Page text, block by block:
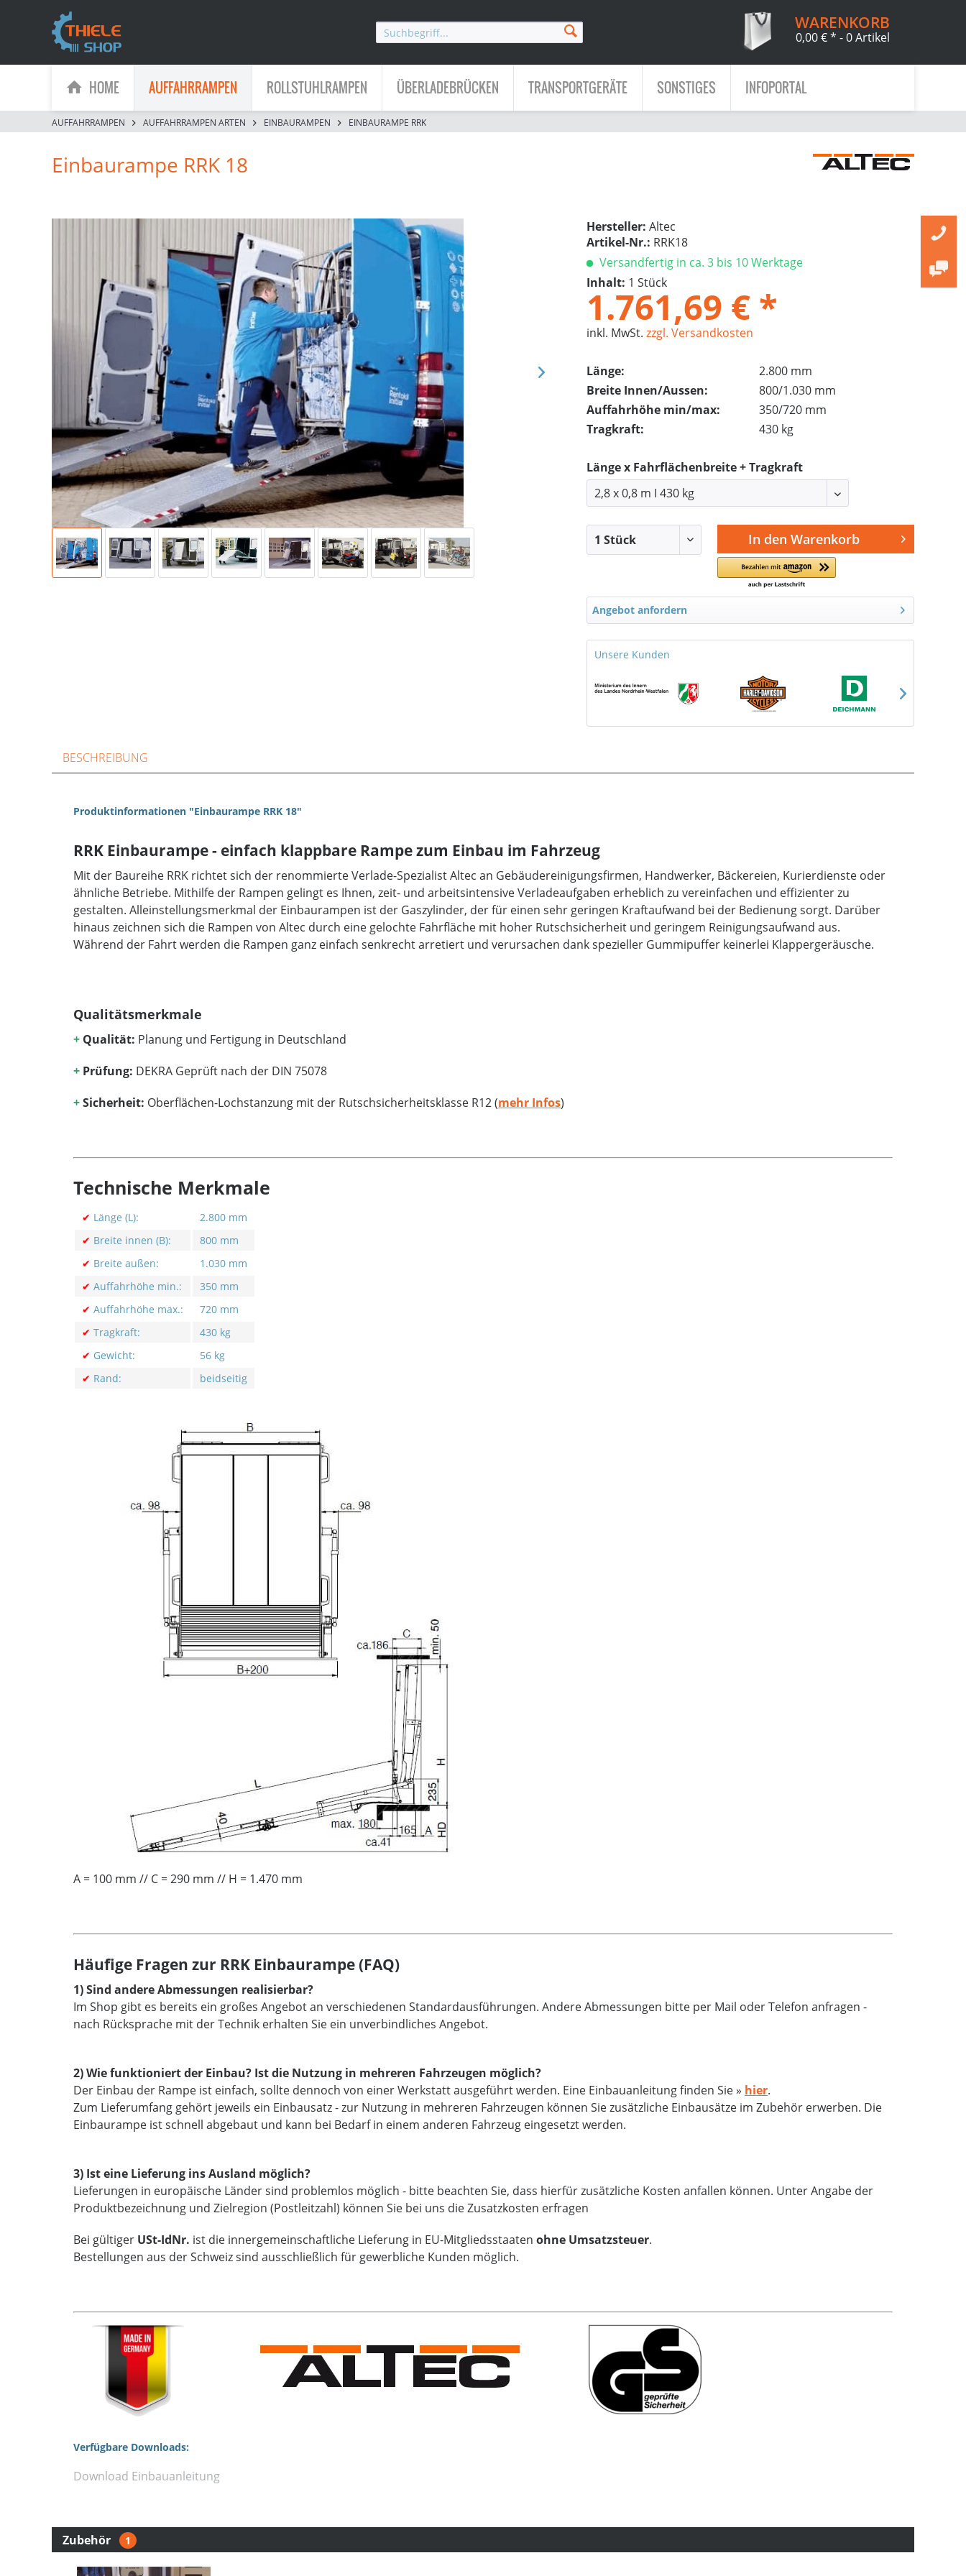
WARENKORB
0,00 € * - 0 Artikel
HOME AUFFAHRRAMPEN ROLLSTUHLRAMPEN ÜBERLADEBRÜCKEN TRANSPORTGERÄTE SONSTIGES INFOPORTAL
AUFFAHRRAMPEN AUFFAHRRAMPEN ARTEN EINBAURAMPEN EINBAURAMPE RRK
Einbaurampe RRK 18
Hersteller: Altec
Artikel-Nr.: RRK18
Versandfertig in ca. 3 bis 10 Werktage
Inhalt: 1 Stück
1.761,69 € *
inkl. MwSt. zzgl. Versandkosten
Länge:
2.800 mm
Breite Innen/Aussen:
800/1.030 mm
Auffahrhöhe min/max:
350/720 mm
Tragkraft:
430 kg
Länge x Fahrflächenbreite + Tragkraft
In den Warenkorb
Angebot anfordern
Unsere Kunden
BESCHREIBUNG
Produktinformationen "Einbaurampe RRK 18"
RRK Einbaurampe - einfach klappbare Rampe zum Einbau im Fahrzeug
Mit der Baureihe RRK richtet sich der renommierte Verlade-Spezialist Altec an Gebäudereinigungsfirmen, Handwerker, Bäckereien, Kurierdienste oder
ähnliche Betriebe. Mithilfe der Rampen gelingt es Ihnen, zeit- und arbeitsintensive Verladeaufgaben erheblich zu vereinfachen und effizienter zu
gestalten. Alleinstellungsmerkmal der Einbaurampen ist der Gaszylinder, der für einen sehr geringen Kraftaufwand bei der Bedienung sorgt. Darüber
hinaus zeichnen sich die Rampen von Altec durch eine gelochte Fahrfläche mit hoher Rutschsicherheit und geringem Reinigungsaufwand aus.
Während der Fahrt werden die Rampen ganz einfach senkrecht arretiert und verursachen dank spezieller Gummipuffer keinerlei Klappergeräusche.
Qualitätsmerkmale
+ Qualität: Planung und Fertigung in Deutschland
+ Prüfung: DEKRA Geprüft nach der DIN 75078
+Sicherheit: Oberflächen-Lochstanzung mit der Rutschsicherheitsklasse R12 (mehr Infos)
Technische Merkmale
✔ Länge (L):
2.800 mm
✔ Breite innen (B):
800 mm
✔ Breite außen:
1.030 mm
✔ Auffahrhöhe min.:
350 mm
✔ Auffahrhöhe max.:
720 mm
✔ Tragkraft:
430 kg
✔ Gewicht:
56 kg
✔ Rand: beidseitig
A = 100 mm // C = 290 mm // H = 1.470 mm
Häufige Fragen zur RRK Einbaurampe (FAQ)
1) Sind andere Abmessungen realisierbar?
Im Shop gibt es bereits ein großes Angebot an verschiedenen Standardausführungen. Andere Abmessungen bitte per Mail oder Telefon anfragen -
nach Rücksprache mit der Technik erhalten Sie ein unverbindliches Angebot.
2) Wie funktioniert der Einbau? Ist die Nutzung in mehreren Fahrzeugen möglich?
Der Einbau der Rampe ist einfach, sollte dennoch von einer Werkstatt ausgeführt werden. Eine Einbauanleitung finden Sie » hier.
Zum Lieferumfang gehört jeweils ein Einbausatz - zur Nutzung in mehreren Fahrzeugen können Sie zusätzliche Einbausätze im Zubehör erwerben. Die
Einbaurampe ist schnell abgebaut und kann bei Bedarf in einem anderen Fahrzeug eingesetzt werden.
3) Ist eine Lieferung ins Ausland möglich?
Lieferungen in europäische Länder sind problemlos möglich - bitte beachten Sie, dass hierfür zusätzliche Kosten anfallen können. Unter Angabe der
Produktbezeichnung und Zielregion (Postleitzahl) können Sie bei uns die Zusatzkosten erfragen
Bei gültiger USt-IdNr. ist die innergemeinschaftliche Lieferung in EU-Mitgliedsstaaten ohne Umsatzsteuer.
Bestellungen aus der Schweiz sind ausschließlich für gewerbliche Kunden möglich.
Verfügbare Downloads:
Download Einbauanleitung
Zubehör 1